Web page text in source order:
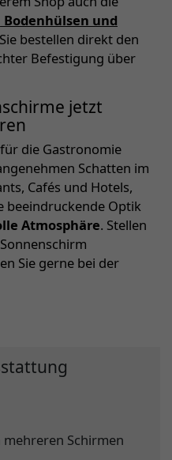
und
bestellen direkt den
Befestigung über
jetzt
die Gastronomie
Schatten im
Cafés und Hotels,
beeindruckende Optik
Atmosphäre. Stellen
Sie gerne bei der
Schirmen